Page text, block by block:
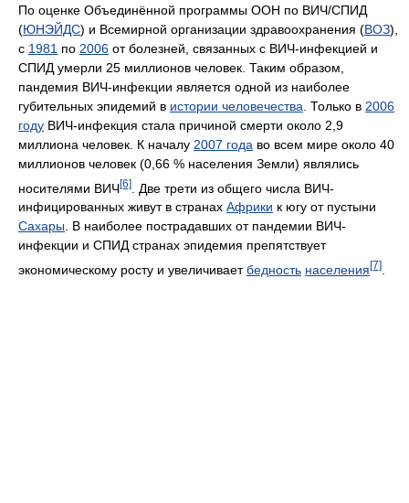
По оценке Объединённой программы ООН по ВИЧ/СПИД
(ЮНЭЙДС) и Всемирной организации здравоохранения (ВОЗ),
с 1981 по 2006 от болезней, связанных с ВИЧ-инфекцией и
СПИД умерли 25 миллионов человек. Таким образом,
пандемия ВИЧ-инфекции является одной из наиболее
губительных эпидемий в истории человечества . Только в 2006
году ВИЧ-инфекция стала причиной смерти около 2,9
миллиона человек. К началу 2007 года во всем мире около 40
миллионов человек (0,66 % населения Земли) являлись
носителями ВИЧ[6]
. Две трети из общего числа ВИЧ-
инфицированных живут в странах Африки к югу от пустыни
Сахары. В наиболее пострадавших от пандемии ВИЧ-
инфекции и СПИД странах эпидемия препятствует
экономическому росту и увеличиваетбедность населения [7]